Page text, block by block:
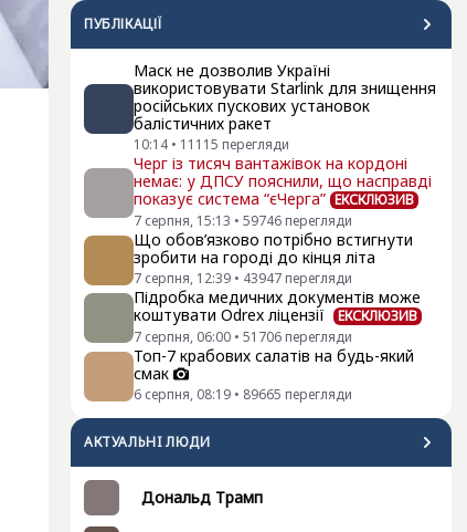
ПУБЛІКАЦІЇ
Маск не дозволив Україні
використовувати Starlink для знищення
російських пускових установок
балістичних ракет
10:14 • 11115 перегляди
Черг із тисяч вантажівок на кордоні
немає: у ДПСУ пояснили, що насправді
показує система “єЧерга” ЕКСКЛЮЗИВ
7 серпня, 15:13 • 59746 перегляди
Що обов’язково потрібно встигнути
зробити на городі до кінця літа
7 серпня, 12:39 • 43947 перегляди
Підробка медичних документів може
коштувати Odrex ліцензії
ЕКСКЛЮЗИВ
7 серпня, 06:00 • 51706 перегляди
Топ-7 крабових салатів на будь-який
смак
6 серпня, 08:19 • 89665 перегляди
АКТУАЛЬНI ЛЮДИ
Дональд Трамп